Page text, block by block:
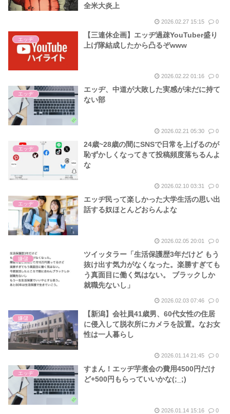
全米大炎上
2026.02.27 15:15 0
エッヂ
【三連休企画】エッヂ過疎YouTuber盛り
上げ隊結成したから凸るぞwww
2026.02.22 01:16 0
エッヂ
エッヂ、中道が大敗した実感が未だに持て
ない部
2026.02.21 05:30 0
エッヂ
24歳~28歳の間にSNSで日常を上げるのが
恥ずかしくなってきて投稿頻度落ちるんよ
な
2026.02.10 03:31 0
エッヂ
エッヂ民って楽しかった大学生活の思い出
話する奴ほとんどおらんよな
2026.02.05 20:01 0
嫌儲
ツイッタラー「生活保護歴3年だけど もう
抜け出す気力がなくなった。楽勝すぎても
う真面目に働く気はない。 ブラックしか
就職先ないし」
2026.02.03 07:46 0
嫌儲
【新潟】会社員41歳男、60代女性の住居
に侵入して脱衣所にカメラを設置。なお女
性は一人暮らし
2026.01.14 21:45 0
エッヂ
すまん！エッヂ芋煮会の費用4500円だけ
ど+500円もらっていいかな(;_;)
2026.01.14 15:16 0